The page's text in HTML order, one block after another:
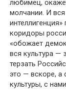
любимец,
молчании. И вся
ко­ридоры
«обо­жает
вся куль­тура —
терзать
это — вскоре, а
культуры, с